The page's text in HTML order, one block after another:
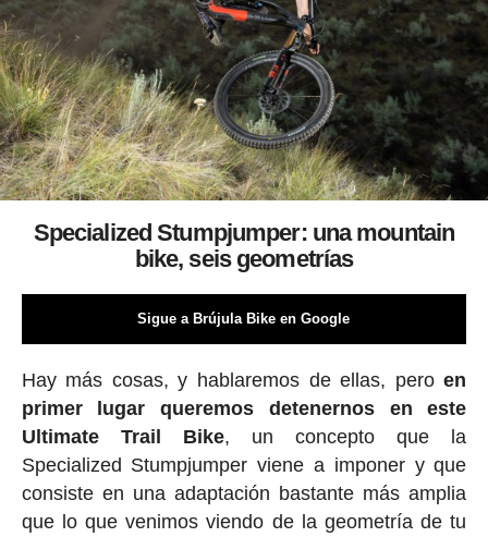
Specialized Stumpjumper: una mountain
bike, seis geometrías
Sigue a Brújula Bike en Google
Hay más cosas, y hablaremos de ellas, peroen
primer lugar queremos detenernos en este
Ultimate Trail Bike, un concepto que la
Specialized Stumpjumper viene a imponer y que
consiste en una adaptación bastante más amplia
que lo que venimos viendo de la geometría de tu